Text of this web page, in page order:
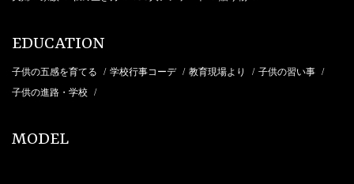
EDUCATION
子供の五感を育てる / 学校行事コーデ / 教育現場より / 子供の習い事 /
子供の進路・学校 /
MODEL